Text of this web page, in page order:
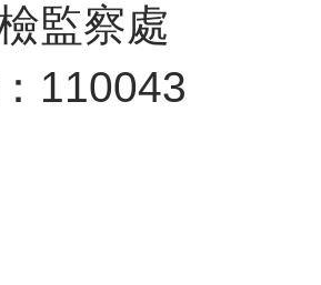
監察處
110043